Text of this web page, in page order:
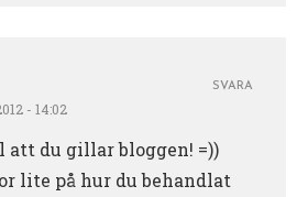
- 14:02
att du gillar bloggen! =))
lite på hur du behandlat
SVARA